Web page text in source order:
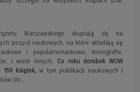
Warszawskiego skupiają się na
pozycji naukowych, na które składają się
i popularnonaukowe, monografie,
i wiele innych. Co roku dorobek WUW
150 książek, w tym publikacji naukowych i
Un...